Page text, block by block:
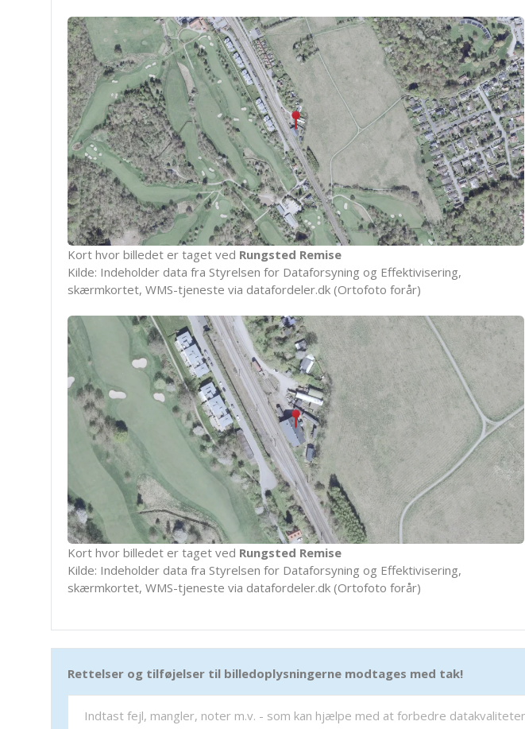
Kort hvor billedet er taget ved Rungsted Remise
Kilde: Indeholder data fra Styrelsen for Dataforsyning og Effektivisering,
skærmkortet, WMS-tjeneste via datafordeler.dk (Ortofoto forår)
Kort hvor billedet er taget ved Rungsted Remise
Kilde: Indeholder data fra Styrelsen for Dataforsyning og Effektivisering,
skærmkortet, WMS-tjeneste via datafordeler.dk (Ortofoto forår)
Rettelser og tilføjelser til billedoplysningerne modtages med tak!